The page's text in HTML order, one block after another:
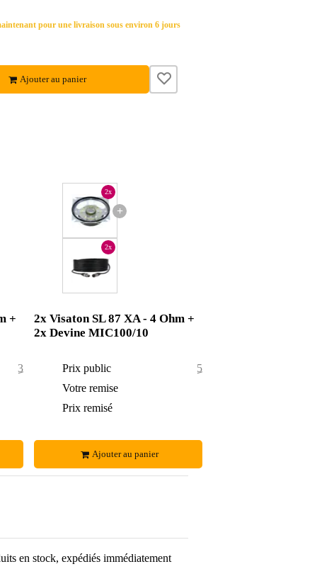
pour une livraison sous environ 6 jours
Ajouter au panier
+
39,70 €
+
2x
2x
2x Visaton SL 87 XA - 4 Ohm +
2x Devine MIC100/10
Prix public
54,10 €
Votre remise
Prix remisé
Ajouter au panier
en stock, expédiés immédiatement